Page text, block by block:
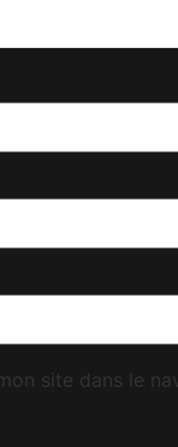
site dans le